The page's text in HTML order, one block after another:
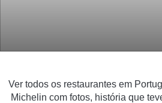
Ver todos os restaurantes em
Michelin com fotos, história que